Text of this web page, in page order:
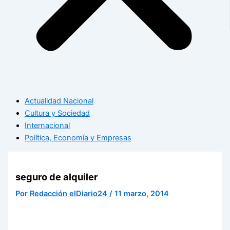
Actualidad Nacional
Cultura y Sociedad
Internacional
Política, Economía y Empresas
seguro de alquiler
Por Redacción elDiario24 /11 marzo, 2014